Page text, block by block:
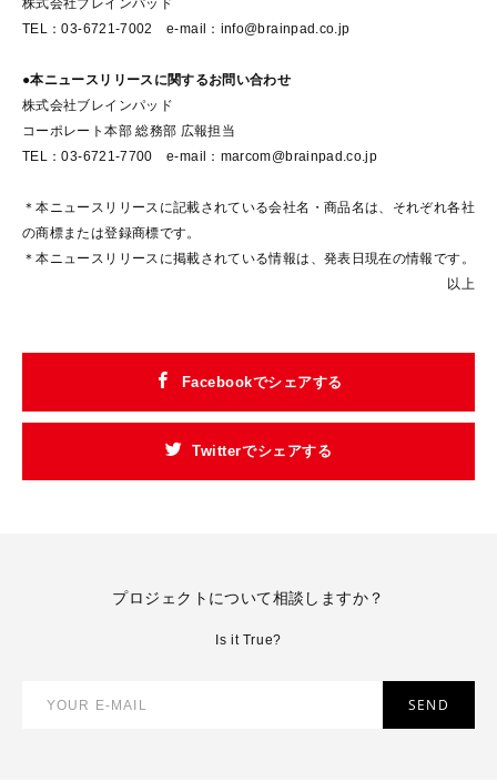
株式会社ブレインパッド
TEL：03-6721-7002 e-mail：info@brainpad.co.jp
●本ニュースリリースに関するお問い合わせ
株式会社ブレインパッド
コーポレート本部 総務部 広報担当
TEL：03-6721-7700 e-mail：marcom@brainpad.co.jp
＊本ニュースリリースに記載されている会社名・商品名は、それぞれ各社
の商標または登録商標です。
＊本ニュースリリースに掲載されている情報は、発表日現在の情報です。
以上
Facebookでシェアする
Twitterでシェアする
プロジェクトについて相談しますか？
Is it True?